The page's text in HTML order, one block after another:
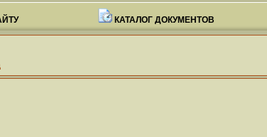
КАТАЛОГ ДОКУМЕНТОВ